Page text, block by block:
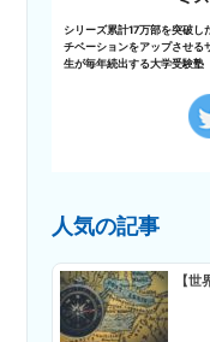
シリーズ累計17万部を突破
チベーションをアップさせる
生が毎年続出する大学受験塾
人気の記事
【